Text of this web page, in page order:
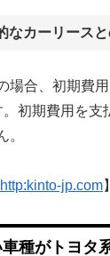
なカーリース
場合、初期費
初期費用を支
。
http:kinto-jp.com】
種がトヨタ